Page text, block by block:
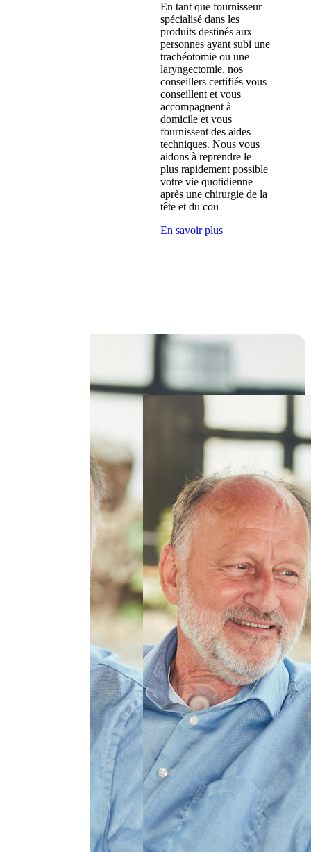
En tant que fournisseur
spécialisé dans les
produits destinés aux
personnes ayant subi une
trachéotomie ou une
laryngectomie, nos
conseillers certifiés vous
conseillent et vous
accompagnent à
domicile et vous
fournissent des aides
techniques. Nous vous
aidons à reprendre le
plus rapidement possible
votre vie quotidienne
après une chirurgie de la
tête et du cou
En savoir plus